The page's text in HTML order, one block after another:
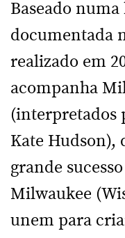
Baseado
documentada
realizado em
acompanha
(interpretados
Kate Hudson),
grande
Milwaukee
unem para